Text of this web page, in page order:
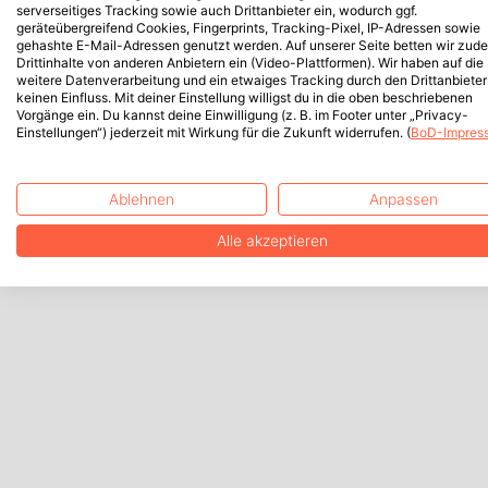
serverseitiges Tracking sowie auch Drittanbieter ein, wodurch ggf.
geräteübergreifend Cookies, Fingerprints, Tracking-Pixel, IP-Adressen sowie
gehashte E-Mail-Adressen genutzt werden. Auf unserer Seite betten wir
Drittinhalte von anderen Anbietern ein (Video-Plattformen). Wir haben auf die
weitere Datenverarbeitung und ein etwaiges Tracking durch den Drittanbieter
keinen Einfluss. Mit deiner Einstellung willigst du in die oben beschriebenen
Vorgänge ein. Du kannst deine Einwilligung (z. B. im Footer unter „Privacy-
Einstellungen“) jederzeit mit Wirkung für die Zukunft widerrufen. (BoD-
Ablehnen Anpassen
Alle akzeptieren